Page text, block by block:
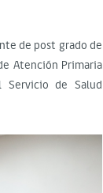
de post grado de
Atención Primaria
Servicio de Salud